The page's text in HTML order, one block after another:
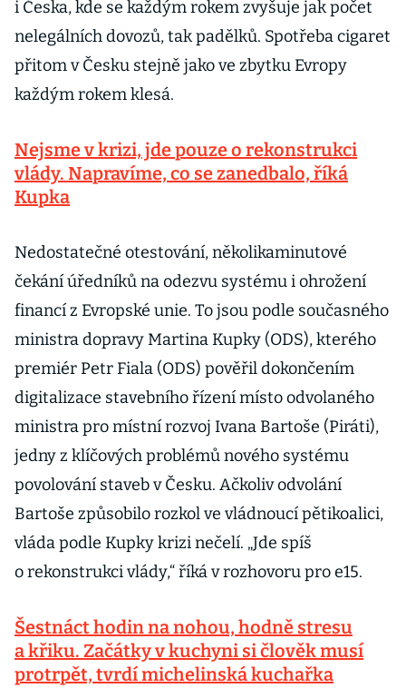
i Česka, kde se každým rokem zvyšuje jak počet
nelegálních dovozů, tak padělků. Spotřeba cigaret
přitom v Česku stejně jako ve zbytku Evropy
každým rokem klesá.
Nejsme v krizi, jde pouze o rekonstrukci
vlády. Napravíme, co se zanedbalo, říká
Kupka
Nedostatečné otestování, několikaminutové
čekání úředníků na odezvu systému i ohrožení
financí z Evropské unie. To jsou podle současného
ministra dopravy Martina Kupky (ODS), kterého
premiér Petr Fiala (ODS) pověřil dokončením
digitalizace stavebního řízení místo odvolaného
ministra pro místní rozvoj Ivana Bartoše (Piráti),
jedny z klíčových problémů nového systému
povolování staveb v Česku. Ačkoliv odvolání
Bartoše způsobilo rozkol ve vládnoucí pětikoalici,
vláda podle Kupky krizi nečelí. „Jde spíš
o rekonstrukci vlády,“ říká v rozhovoru pro e15.
Šestnáct hodin na nohou, hodně stresu
a křiku. Začátky v kuchyni si člověk musí
protrpět, tvrdí michelinská kuchařka